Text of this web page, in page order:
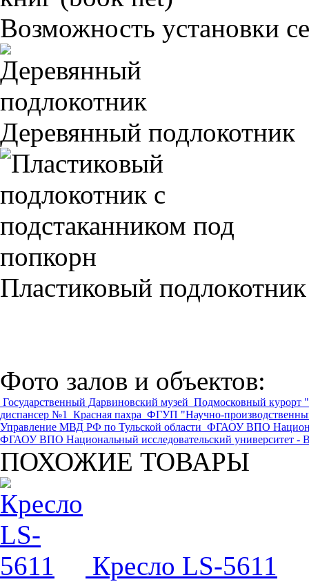
Возможность установки
Деревянный подлокотник
Пластиковый
Фото залов и объектов:
Государственный Дарвиновский музей Подмосковный курорт
диспансер №1
Красная пахра ФГУП "Научно-
Управление МВД РФ по Тульской области ФГАОУ ВПО
ФГАОУ ВПО Национальный исследовательский университет
ПОХОЖИЕ ТОВАРЫ
Кресло LS-5611